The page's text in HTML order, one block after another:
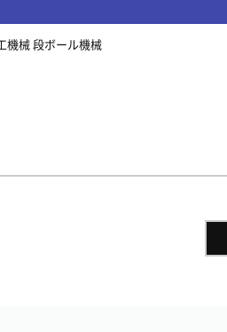
機械 段ボール機械